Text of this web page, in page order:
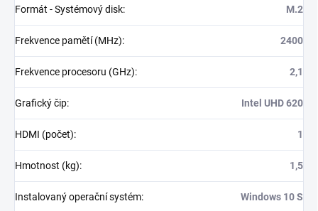
Formát - Systémový disk: M.2
Frekvence pamětí (MHz): 2400
Frekvence procesoru (GHz): 2,1
Grafický čip: Intel UHD 620
HDMI (počet): 1
Hmotnost (kg): 1,5
Instalovaný operační systém: Windows 10 S